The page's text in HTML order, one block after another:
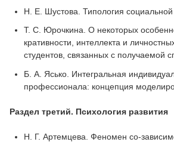
Н. Е. Шустова. Типология
Т. С. Юрочкина. О некоторых
кративности, интеллекта и
студентов, связанных с получаемой
Б. А. Ясько. Интегральная
профессионала: концепция
Раздел третий. Психология развития
Н. Г. Артемцева. Феномен со-